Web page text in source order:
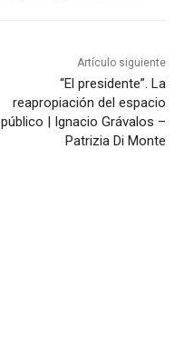
Artículo siguiente
“El presidente”. La
reapropiación del espacio
público | Ignacio Grávalos –
Patrizia Di Monte